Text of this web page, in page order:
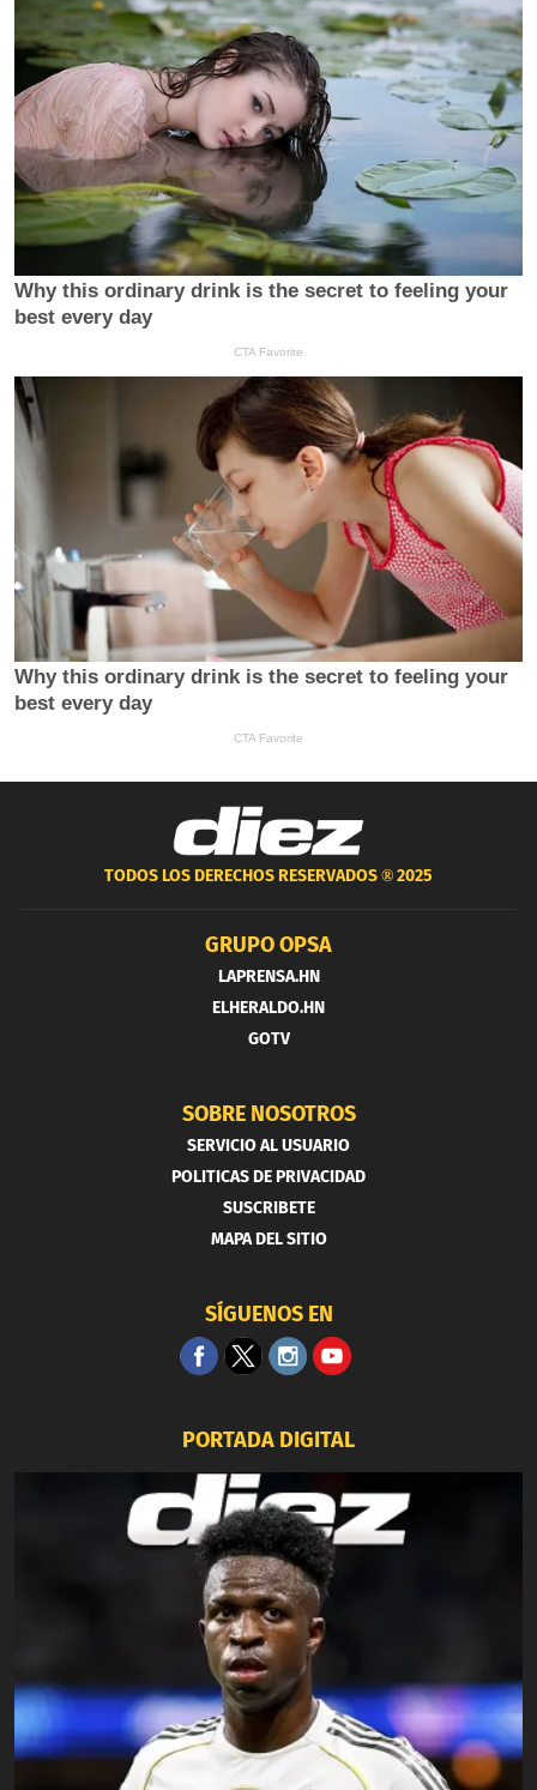
TODOS LOS DERECHOS RESERVADOS ®2025
GRUPO OPSA
LAPRENSA.HN
ELHERALDO.HN
GOTV
SOBRE NOSOTROS
SERVICIO AL USUARIO
POLITICAS DE PRIVACIDAD
SUSCRIBETE
MAPA DEL SITIO
SÍGUENOS EN
PORTADA DIGITAL